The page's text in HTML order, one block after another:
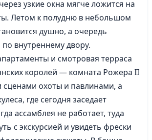
узкие окна мягче ложится на
Летом к полудню в небольшом
душно, а очередь
по внутреннему двору.
и смотровая терраса
королей — комната Рожера II
охоты и павлинами, а
где сегодня заседает
ассамблея не работает, туда
с экскурсией и увидеть фрески